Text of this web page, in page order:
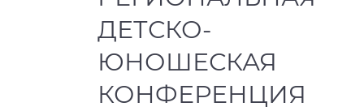
ДЕТСКО-
ЮНОШЕСКАЯ
КОНФЕРЕНЦИЯ